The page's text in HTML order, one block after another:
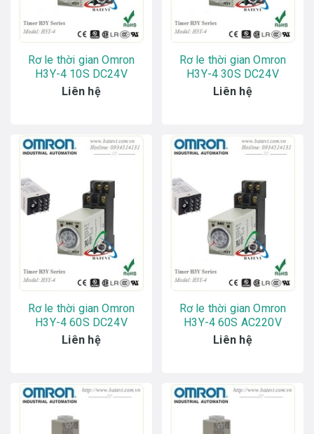
Rơ le thời gian Omron
H3Y-4 10S DC24V
Liên hệ
Rơ le thời gian Omron
H3Y-4 30S DC24V
Liên hệ
Rơ le thời gian Omron
H3Y-4 60S DC24V
Liên hệ
Rơ le thời gian Omron
H3Y-4 60S AC220V
Liên hệ